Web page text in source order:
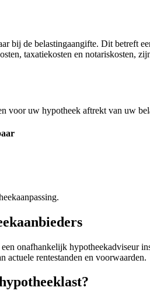
bij de belastingaangifte. Dit betreft
taxatiekosten en notariskosten,
voor uw hypotheek aftrekt van uw
onafhankelijk hypotheekadviseur
actuele rentestanden en voorwaarden.